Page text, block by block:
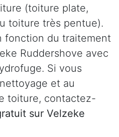
(toiture plate,
toiture très pentue).
fonction du traitement
Ruddershove avec
Si vous
et au
toiture, contactez-
sur Velzeke